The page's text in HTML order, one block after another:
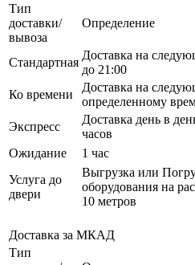
Тип
доставки/
вывоза
Определение
Стандартная
Доставка на
до 21:00
Ко времени
Доставка на
определенному
Экспресс
Доставка день в
часов
Ожидание
1 час
Услуга до
двери
Выгрузка или
оборудования на
10 метров
Доставка за МКАД
Тип